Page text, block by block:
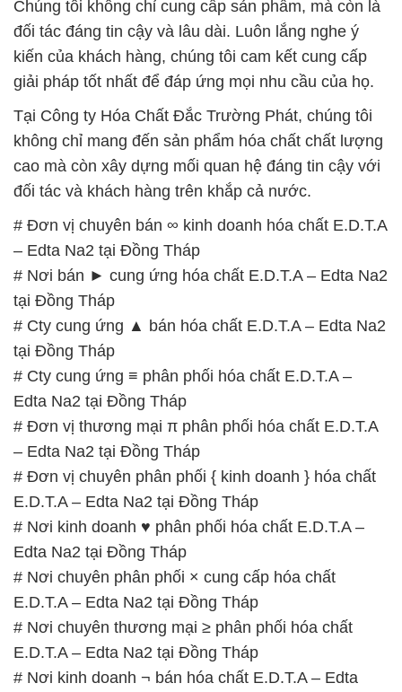
Chúng tôi không chỉ cung cấp sản phẩm, mà còn là
đối tác đáng tin cậy và lâu dài. Luôn lắng nghe ý
kiến của khách hàng, chúng tôi cam kết cung cấp
giải pháp tốt nhất để đáp ứng mọi nhu cầu của họ.
Tại Công ty Hóa Chất Đắc Trường Phát, chúng tôi
không chỉ mang đến sản phẩm hóa chất chất lượng
cao mà còn xây dựng mối quan hệ đáng tin cậy với
đối tác và khách hàng trên khắp cả nước.
# Đơn vị chuyên bán ∞ kinh doanh hóa chất E.D.T.A
– Edta Na2 tại Đồng Tháp
# Nơi bán ► cung ứng hóa chất E.D.T.A – Edta Na2
tại Đồng Tháp
# Cty cung ứng ▲ bán hóa chất E.D.T.A – Edta Na2
tại Đồng Tháp
# Cty cung ứng ≡ phân phối hóa chất E.D.T.A –
Edta Na2 tại Đồng Tháp
# Đơn vị thương mại π phân phối hóa chất E.D.T.A
– Edta Na2 tại Đồng Tháp
# Đơn vị chuyên phân phối { kinh doanh } hóa chất
E.D.T.A – Edta Na2 tại Đồng Tháp
# Nơi kinh doanh ♥ phân phối hóa chất E.D.T.A –
Edta Na2 tại Đồng Tháp
# Nơi chuyên phân phối × cung cấp hóa chất
E.D.T.A – Edta Na2 tại Đồng Tháp
# Nơi chuyên thương mại ≥ phân phối hóa chất
E.D.T.A – Edta Na2 tại Đồng Tháp
# Nơi kinh doanh ¬ bán hóa chất E.D.T.A – Edta